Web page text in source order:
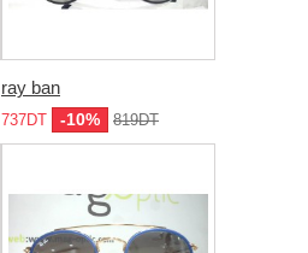
ray ban
737DT -10% 819DT